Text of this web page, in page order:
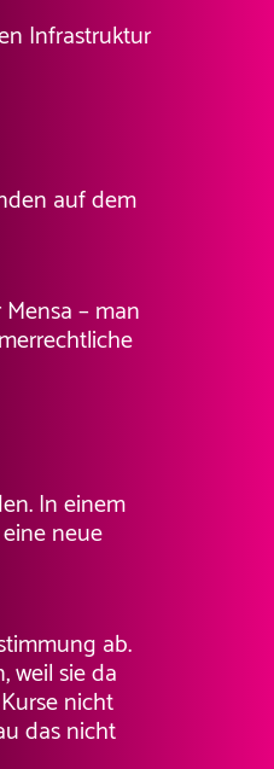
Infrastruktur
auf dem
– man
In einem
neue
ab.
weil sie da
nicht
das nicht